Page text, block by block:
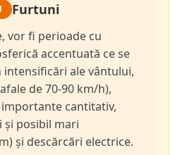
Furtuni
vor fi perioade cu
accentuată ce se
ale vântului,
de 70-90 km/h),
cantitativ,
și posibil mari
și descărcări electrice.